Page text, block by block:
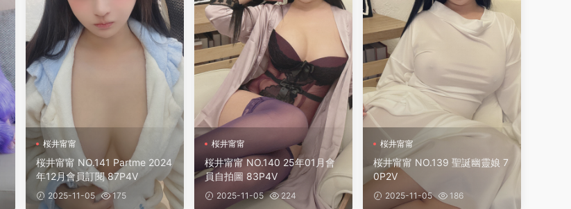
桜井甯甯
桜井甯甯 NO.141 Partme 2024
年12月會員訂閱 87P4V
2025-11-05 175
桜井甯甯
桜井甯甯 NO.140 25年01月會
員自拍圖 83P4V
2025-11-05 224
桜井甯甯
桜井甯甯 NO.139 聖誕幽靈娘 7
0P2V
2025-11-05 186